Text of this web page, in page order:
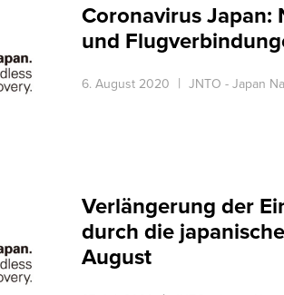
Coronavirus Japan:
und
6. August 2020 JNTO - Japan
Verlängerung der
durch die
August